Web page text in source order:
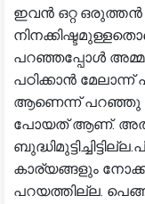
ഇവൻ ഒറ്റ
പറഞ്ഞപ്പോൾ
പഠിക്കാൻ
ആണെന്ന് പറഞ്ഞു
പോയത് ആണ്.
കാര്യങ്ങളും
പറയത്തില്ല.